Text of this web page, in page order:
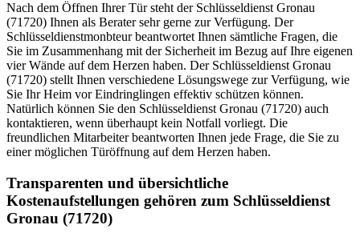
Nach dem Öffnen Ihrer Tür steht der Schlüsseldienst Gronau
(71720) Ihnen als Berater sehr gerne zur Verfügung. Der
Schlüsseldienstmonbteur beantwortet Ihnen sämtliche Fragen, die
Sie im Zusammenhang mit der Sicherheit im Bezug auf Ihre eigenen
vier Wände auf dem Herzen haben. Der Schlüsseldienst Gronau
(71720) stellt Ihnen verschiedene Lösungswege zur Verfügung, wie
Sie Ihr Heim vor Eindringlingen effektiv schützen können.
Natürlich können Sie den Schlüsseldienst Gronau (71720) auch
kontaktieren, wenn überhaupt kein Notfall vorliegt. Die
freundlichen Mitarbeiter beantworten Ihnen jede Frage, die Sie zu
einer möglichen Türöffnung auf dem Herzen haben.
Transparenten und übersichtliche
Kostenaufstellungen gehören zum Schlüsseldienst
Gronau (71720)